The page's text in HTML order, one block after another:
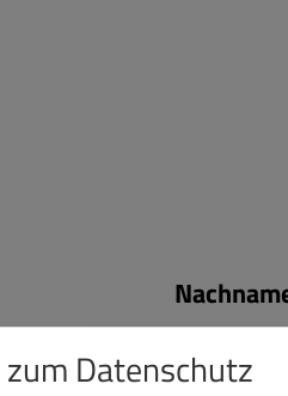
Datenschutz